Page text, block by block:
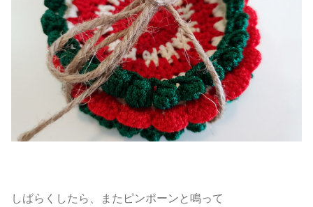
しばらくしたら、またピンポーンと鳴って